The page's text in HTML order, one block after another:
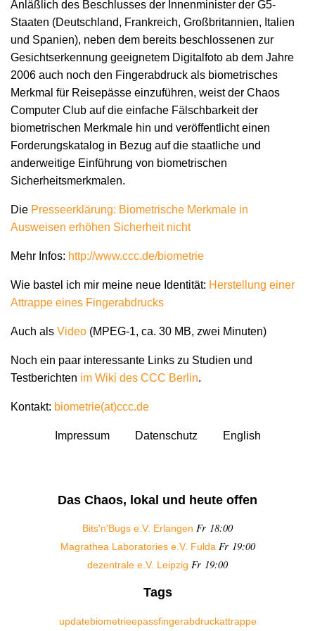
Anläßlich des Beschlusses der Innenminister der G5-
Staaten (Deutschland, Frankreich, Großbritannien, Italien
und Spanien), neben dem bereits beschlossenen zur
Gesichtserkennung geeignetem Digitalfoto ab dem Jahre
2006 auch noch den Fingerabdruck als biometrisches
Merkmal für Reisepässe einzuführen, weist der Chaos
Computer Club auf die einfache Fälschbarkeit der
biometrischen Merkmale hin und veröffentlicht einen
Forderungskatalog in Bezug auf die staatliche und
anderweitige Einführung von biometrischen
Sicherheitsmerkmalen.
Die Presseerklärung: Biometrische Merkmale in
Ausweisen erhöhen Sicherheit nicht
Mehr Infos: http://www.ccc.de/biometrie
Wie bastel ich mir meine neue Identität: Herstellung einer
Attrappe eines Fingerabdrucks
Auch als Video (MPEG-1, ca. 30 MB, zwei Minuten)
Noch ein paar interessante Links zu Studien und
Testberichten im Wiki des CCC Berlin.
Kontakt: biometrie(at)ccc.de
Impressum Datenschutz English
Das Chaos, lokal und heute offen
Bits'n'Bugs e.V. Erlangen Fr 18:00
Magrathea Laboratories e.V. Fulda Fr 19:00
dezentrale e.V. Leipzig Fr 19:00
Tags
updatebiometrieepassfingerabdruckattrappe